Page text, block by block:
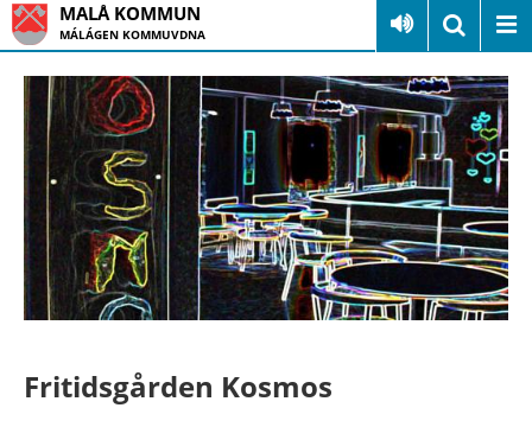
MALÅ KOMMUN
MÁLÁGEN KOMMUVDNA
Fritidsgården Kosmos